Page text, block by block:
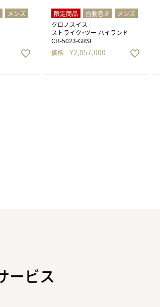
メンズ
限定商品 ⾃動巻き
メンズ
クロノスイス
ストライク・ツー ハイランド
CH-5023-GRSI
価格
¥2,057,000
ービス